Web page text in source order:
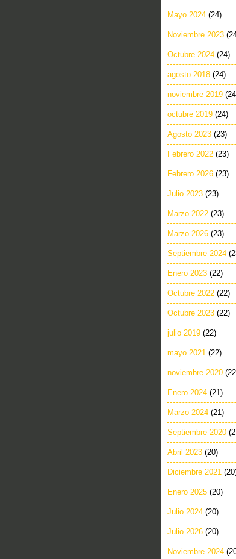
Mayo 2024 (24)
Noviembre 2023
Octubre 2024 (24)
agosto 2018 (24)
noviembre 2019
octubre 2019 (24)
Agosto 2023 (23)
Febrero 2022 (23)
Febrero 2026 (23)
Julio 2023 (23)
Marzo 2022 (23)
Marzo 2026 (23)
Septiembre 2024
Enero 2023 (22)
Octubre 2022 (22)
Octubre 2023 (22)
julio 2019 (22)
mayo 2021 (22)
noviembre 2020
Enero 2024 (21)
Marzo 2024 (21)
Septiembre 2020
Abril 2023 (20)
Diciembre 2021
Enero 2025 (20)
Julio 2024 (20)
Julio 2026 (20)
Noviembre 2024